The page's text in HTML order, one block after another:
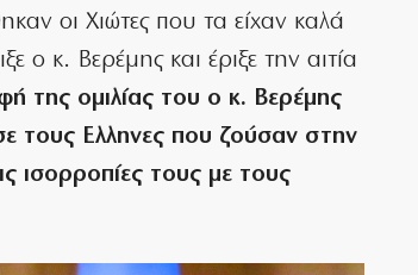
οι Χιώτες που τα είχαν καλά
ο κ. Βερέμης και έριξε την αιτία
της ομιλίας του ο κ. Βερέμης
τους Ελληνες που ζούσαν στην
ισορροπίες τους με τους